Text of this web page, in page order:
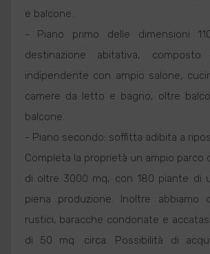
e balcone.
- Piano primo delle dimensioni
destinazione abitativa, composto
indipendente con ampio salone,
camere da letto e bagno, oltre
balcone.
- Piano secondo: soffitta adibita a
Completa la proprietà un ampio parco
di oltre 3000 mq, con 180 piante di
piena produzione. Inoltre abbiamo
rustici, baracche condonate e
di 50 mq. circa. Possibilità di